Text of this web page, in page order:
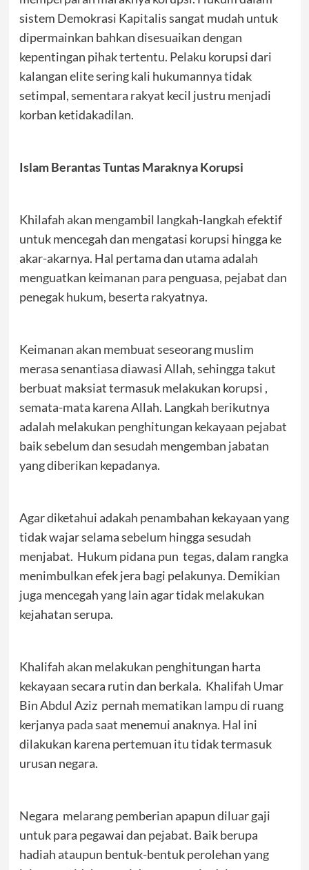
sistem Demokrasi Kapitalis sangat mudah untuk
dipermainkan bahkan disesuaikan dengan
kepentingan pihak tertentu. Pelaku korupsi dari
kalangan elite sering kali hukumannya tidak
setimpal, sementara rakyat kecil justru menjadi
korban ketidakadilan.
Islam Berantas Tuntas Maraknya Korupsi
Khilafah akan mengambil langkah-langkah efektif
untuk mencegah dan mengatasi korupsi hingga ke
akar-akarnya. Hal pertama dan utama adalah
menguatkan keimanan para penguasa, pejabat dan
penegak hukum, beserta rakyatnya.
Keimanan akan membuat seseorang muslim
merasa senantiasa diawasi Allah, sehingga takut
berbuat maksiat termasuk melakukan korupsi ,
semata-mata karena Allah. Langkah berikutnya
adalah melakukan penghitungan kekayaan pejabat
baik sebelum dan sesudah mengemban jabatan
yang diberikan kepadanya.
Agar diketahui adakah penambahan kekayaan yang
tidak wajar selama sebelum hingga sesudah
menjabat. Hukum pidana pun tegas, dalam rangka
menimbulkan efek jera bagi pelakunya. Demikian
juga mencegah yang lain agar tidak melakukan
kejahatan serupa.
Khalifah akan melakukan penghitungan harta
kekayaan secara rutin dan berkala. Khalifah Umar
Bin Abdul Aziz pernah mematikan lampu di ruang
kerjanya pada saat menemui anaknya. Hal ini
dilakukan karena pertemuan itu tidak termasuk
urusan negara.
Negara melarang pemberian apapun diluar gaji
untuk para pegawai dan pejabat. Baik berupa
hadiah ataupun bentuk-bentuk perolehan yang